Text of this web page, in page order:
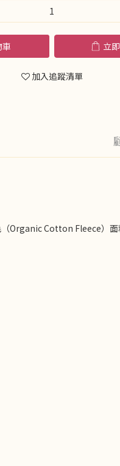
車 立
加入追蹤清單
Organic Cotton Fleece）